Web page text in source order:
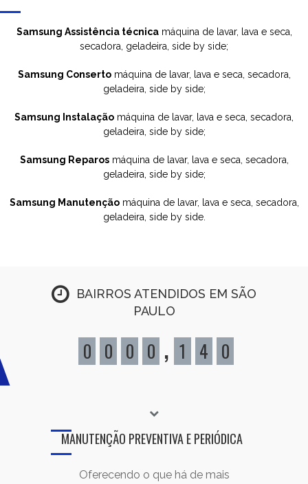
Samsung Assistência técnicamáquina de lavar, lava e seca,
secadora, geladeira, side by side;
Samsung Consertomáquina de lavar, lava e seca, secadora,
geladeira, side by side;
Samsung Instalação máquina de lavar, lava e seca, secadora,
geladeira, side by side;
Samsung Reparosmáquina de lavar, lava e seca, secadora,
geladeira, side by side;
Samsung Manutençãomáquina de lavar, lava e seca, secadora,
geladeira, side by side.
BAIRROS ATENDIDOS EM SÃO
PAULO
0 0 0 0 , 1 4 0
MANUTENÇÃO PREVENTIVA E PERIÓDICA
Oferecendo o que há de mais